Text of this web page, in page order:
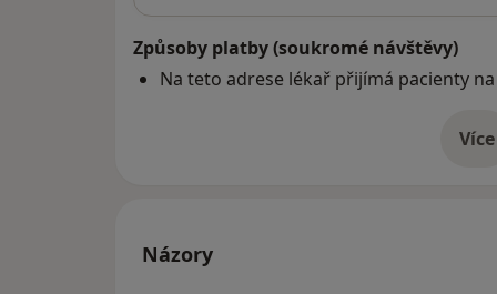
Způsoby platby (soukromé návštěvy)
Na teto adrese lékař přijímá pacienty
Více
o
Názory